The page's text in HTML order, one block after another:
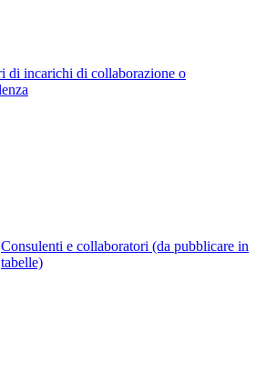
di incarichi di collaborazione o
Consulenti e collaboratori (da pubblicare in
tabelle)